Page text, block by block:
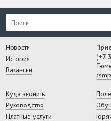
Новости
История
Вакансии
(+7
Куда звонить
Руководство
Платные услуги